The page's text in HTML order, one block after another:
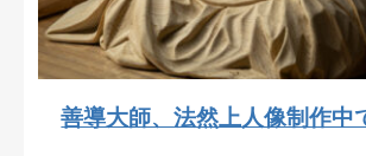
善導大師、法然上人像制作中